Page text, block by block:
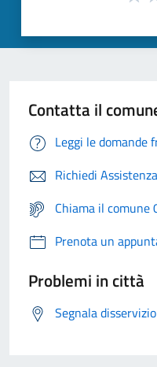
Contatta il
Leggi le domande
Richiedi Assistenza
Chiama il
Prenota un
Problemi in città
Segnala disservizio